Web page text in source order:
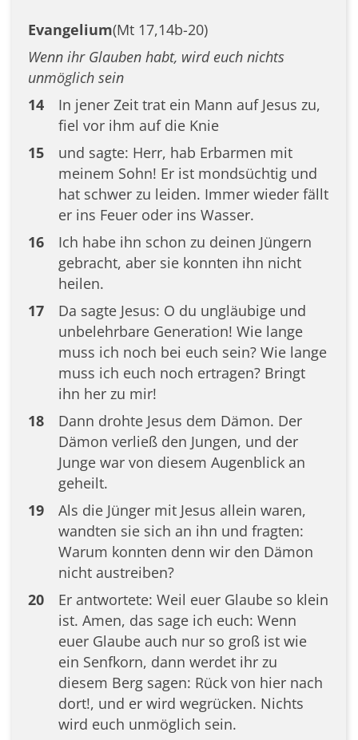
Evangelium(Mt 17,14b-20)
Wenn ihr Glauben habt, wird euch nichts
unmöglich sein
14
In jener Zeit trat ein Mann auf Jesus zu,
fiel vor ihm auf die Knie
15
und sagte: Herr, hab Erbarmen mit
meinem Sohn! Er ist mondsüchtig und
hat schwer zu leiden. Immer wieder fällt
er ins Feuer oder ins Wasser.
16
Ich habe ihn schon zu deinen Jüngern
gebracht, aber sie konnten ihn nicht
heilen.
17
Da sagte Jesus: O du ungläubige und
unbelehrbare Generation! Wie lange
muss ich noch bei euch sein? Wie lange
muss ich euch noch ertragen? Bringt
ihn her zu mir!
18
Dann drohte Jesus dem Dämon. Der
Dämon verließ den Jungen, und der
Junge war von diesem Augenblick an
geheilt.
19
Als die Jünger mit Jesus allein waren,
wandten sie sich an ihn und fragten:
Warum konnten denn wir den Dämon
nicht austreiben?
20
Er antwortete: Weil euer Glaube so klein
ist. Amen, das sage ich euch: Wenn
euer Glaube auch nur so groß ist wie
ein Senfkorn, dann werdet ihr zu
diesem Berg sagen: Rück von hier nach
dort!, und er wird wegrücken. Nichts
wird euch unmöglich sein.